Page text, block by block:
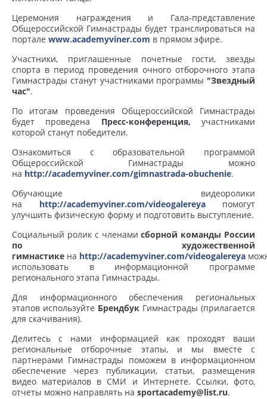
Церемония награждения и Гала-представление
Общероссийской Гимнастрады будет транслироваться на
портале www.academyviner.com в прямом эфире.
Участники, приглашенные почетные гости, звезды
спорта в период проведения очного отборочного этапа
Гимнастрады станут участниками программы "Звездный
час".
По итогам проведения Общероссийской Гимнастрады
будет проведена Пресс-конференция,участниками
которой станут победители.
Ознакомиться с образовательной программой
Общероссийской Гимнастрады можно
на http://academyviner.com/gimnastrada-obuchenie.
Обучающие видеоролики
на http://academyviner.com/videogalereyaпомогут
улучшить физическую форму и подготовить выступление.
Социальный ролик с членами сборной команды России
по художественной
гимнастике на http://academyviner.com/videogalereya
использовать в информационной программе
регионального этапа Гимнастрады.
Для информационного обеспечения региональных
этапов используйте Брендбук Гимнастрады (прилагается
для скачивания).
Делитесь с нами информацией как проходят ваши
региональные отборочные этапы, и мы вместе с
партнерами Гимнастрады поможем в информационном
обеспечение через публикации, статьи, размещения
видео материалов в СМИ и Интернете. Ссылки, фото,
отчеты можно направлять на sportacademy@list.ru.